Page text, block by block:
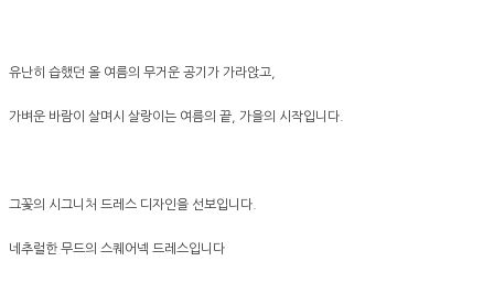
유난히 습했던 올 여름의 무거운 공기가 가라앉고,
가벼운 바람이 살며시 살랑이는 여름의 끝, 가을의 시작입니다.
그꽃의 시그니처 드레스 디자인을 선보입니다.
네추럴한 무드의 스퀘어넥 드레스입니다